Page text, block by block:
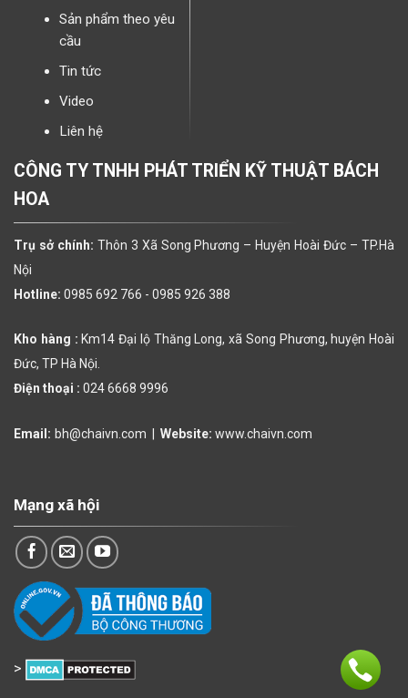
Sản phẩm theo yêu
cầu
Tin tức
Video
Liên hệ
CÔNG TY TNHH PHÁT TRIỂN KỸ THUẬT BÁCH
HOA
Trụ sở chính: Thôn 3 Xã Song Phương – Huyện Hoài Đức – TP.Hà
Nội
Hotline: 0985 692 766 - 0985 926 388
Kho hàng : Km14 Đại lộ Thăng Long, xã Song Phương, huyện Hoài
Đức, TP Hà Nội.
Điện thoại : 024 6668 9996
Email: bh@chaivn.com Website: www.chaivn.com
Mạng xã hội
>